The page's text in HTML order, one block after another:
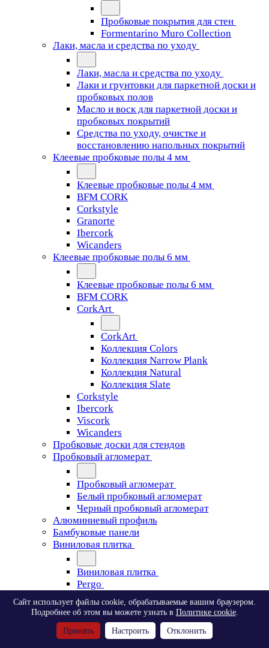
Пробковые покрытия для стен
Formentarino Muro Collection
Лаки, масла и средства по уходу
Лаки, масла и средства по уходу
Лаки и грунтовки для паркетной доски и
пробковых полов
Масло и воск для паркетной доски и
пробковых покрытий
Средства по уходу, очистке и
восстановлению напольных покрытий
Клеевые пробковые полы 4 мм
Клеевые пробковые полы 4 мм
BFM CORK
Corkstyle
Granorte
Ibercork
Wicanders
Клеевые пробковые полы 6 мм
Клеевые пробковые полы 6 мм
BFM CORK
CorkArt
CorkArt
Коллекция Colors
Коллекция Narrow Plank
Коллекция Natural
Коллекция Slate
Corkstyle
Ibercork
Viscork
Wicanders
Пробковые доски для стендов
Пробковый агломерат
Пробковый агломерат
Белый пробковый агломерат
Черный пробковый агломерат
Алюминиевый профиль
Бамбуковые панели
Виниловая плитка
Виниловая плитка
Pergo
Pergo
Classic Plank Optimum Glue
Modern Plank Optimum Glue
Сайт использует файлы cookie, обрабатываемые вашим браузером.
Подробнее об этом вы можете узнать в Политике cookie.
Принять Настроить Отклонить